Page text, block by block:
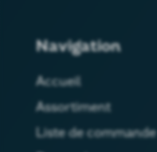
Navigation
Accueil
Assortiment
Liste de commande